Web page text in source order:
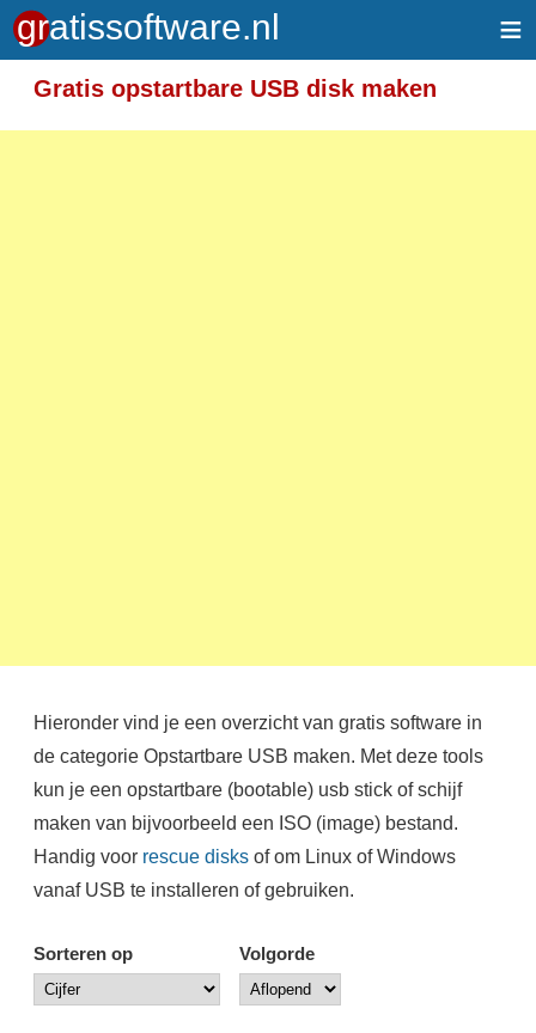
≡
Gratis opstartbare USB disk maken
Hieronder vind je een overzicht van gratis software in
de categorie Opstartbare USB maken. Met deze tools
kun je een opstartbare (bootable) usb stick of schijf
maken van bijvoorbeeld een ISO (image) bestand.
Handig voor rescue disksof om Linux of Windows
vanaf USB te installeren of gebruiken.
Sorteren op Volgorde